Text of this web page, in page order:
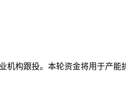
构跟投。本轮资金将用于产能